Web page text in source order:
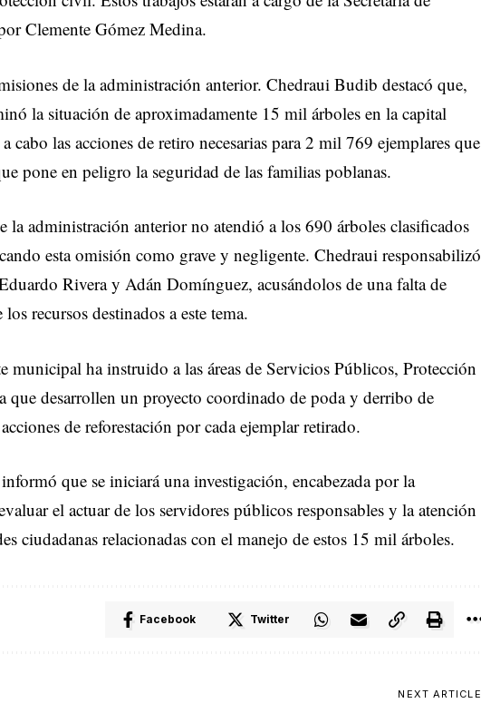
Clemente Gómez Medina.
de la administración anterior. Chedraui Budib destacó que,
la situación de aproximadamente 15 mil árboles en la capital
cabo las acciones de retiro necesarias para 2 mil 769 ejemplares que
pone en peligro la seguridad de las familias poblanas.
la administración anterior no atendió a los 690 árboles clasificados
esta omisión como grave y negligente. Chedraui responsabilizó
Rivera y Adán Domínguez, acusándolos de una falta de
recursos destinados a este tema.
municipal ha instruido a las áreas de Servicios Públicos, Protección
desarrollen un proyecto coordinado de poda y derribo de
de reforestación por cada ejemplar retirado.
que se iniciará una investigación, encabezada por la
el actuar de los servidores públicos responsables y la atención
ciudadanas relacionadas con el manejo de estos 15 mil árboles.
Facebook Twitter
NEXT ARTICLE